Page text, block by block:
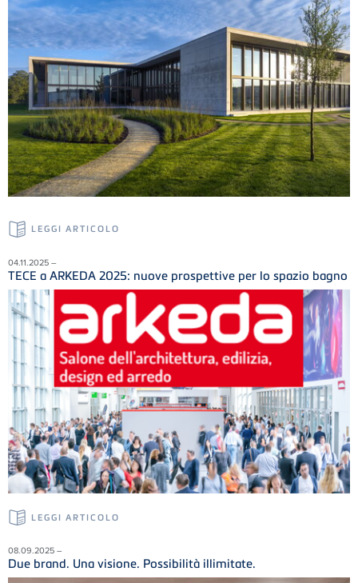
LEGGI ARTICOLO
04.11.2025 –
TECE a ARKEDA 2025: nuove prospettive per lo spazio bagno
LEGGI ARTICOLO
08.09.2025 –
Due brand. Una visione. Possibilità illimitate.